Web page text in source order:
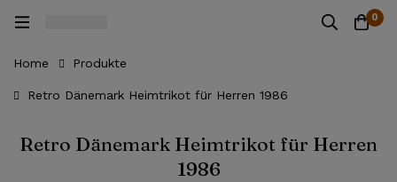
0
Home Produkte
Retro Dänemark Heimtrikot für Herren 1986
Retro Dänemark Heimtrikot für Herren
1986